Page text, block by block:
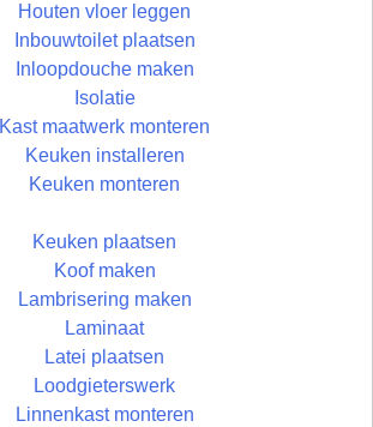
Houten vloer leggen
Inbouwtoilet plaatsen
Inloopdouche maken
Isolatie
Kast maatwerk monteren
Keuken installeren
Keuken monteren
Keuken plaatsen
Koof maken
Lambrisering maken
Laminaat
Latei plaatsen
Loodgieterswerk
Linnenkast monteren